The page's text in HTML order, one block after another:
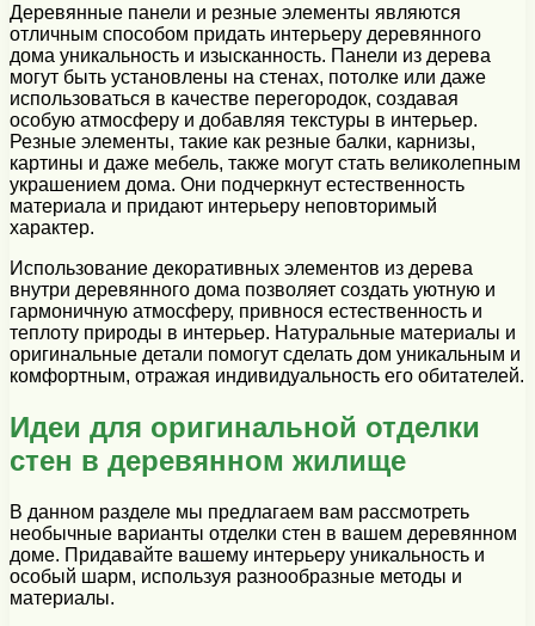
Деревянные панели и резные элементы являются
отличным способом придать интерьеру деревянного
дома уникальность и изысканность. Панели из дерева
могут быть установлены на стенах, потолке или даже
использоваться в качестве перегородок, создавая
особую атмосферу и добавляя текстуры в интерьер.
Резные элементы, такие как резные балки, карнизы,
картины и даже мебель, также могут стать великолепным
украшением дома. Они подчеркнут естественность
материала и придают интерьеру неповторимый
характер.
Использование декоративных элементов из дерева
внутри деревянного дома позволяет создать уютную и
гармоничную атмосферу, привнося естественность и
теплоту природы в интерьер. Натуральные материалы и
оригинальные детали помогут сделать дом уникальным и
комфортным, отражая индивидуальность его обитателей.
Идеи для оригинальной отделки
стен в деревянном жилище
В данном разделе мы предлагаем вам рассмотреть
необычные варианты отделки стен в вашем деревянном
доме. Придавайте вашему интерьеру уникальность и
особый шарм, используя разнообразные методы и
материалы.